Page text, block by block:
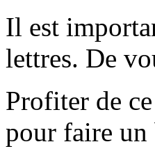
Il est
lettres. De
Profiter de
pour faire un